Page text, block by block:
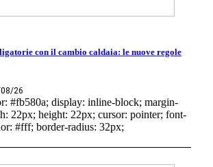
con il cambio caldaia: le nuove regole
26
#fb580a; display: inline-block; margin-
22px; height: 22px; cursor: pointer; font-
#fff; border-radius: 32px;